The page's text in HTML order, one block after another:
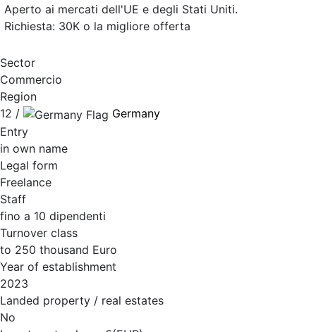
Aperto ai mercati dell'UE e degli Stati Uniti.
Richiesta: 30K o la migliore offerta
Sector
Commercio
Region
12 /
Germany
Entry
in own name
Legal form
Freelance
Staff
fino a 10 dipendenti
Turnover class
to 250 thousand Euro
Year of establishment
2023
Landed property / real estates
No